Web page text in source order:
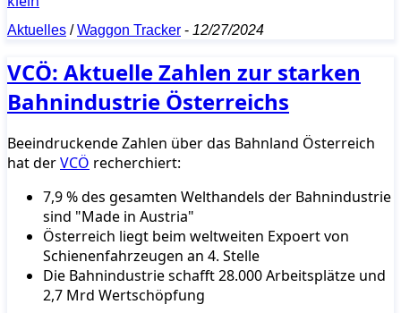
Aktuelles /Waggon Tracker - 12/27/2024
VCÖ: Aktuelle Zahlen zur starken
Bahnindustrie Österreichs
Beeindruckende Zahlen über das Bahnland Österreich
hat derVCÖ recherchiert:
7,9 % des gesamten Welthandels der Bahnindustrie
sind "Made in Austria"
Österreich liegt beim weltweiten Expoert von
Schienenfahrzeugen an 4. Stelle
Die Bahnindustrie schafft 28.000 Arbeitsplätze und
2,7 Mrd Wertschöpfung